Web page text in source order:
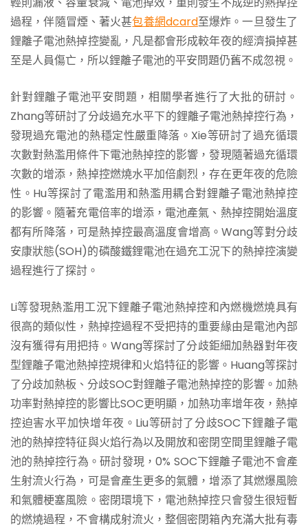
過程，伴隨冒煙、著火甚包養網dcard至爆炸。一旦發生了
鋰離子電池熱掉控變亂，凡是都會形成較年夜的經濟損掉甚
至是人員傷亡，所以鋰離子電池的平安問題仍舊不成忽視。
針對鋰離子電池平安問題，相關學者進行了大批的研討。
Zhang等研討了分歧過充水平下的鋰離子電池熱掉控行為，
發現過充電池的熱穩定性嚴重降落。Xie等研討了過充循環
次數對熱濫用條件下電池熱掉控的影響，發現隨著過充循環
次數的增添，熱掉控燃燒水平加倍劇烈，存在更年夜的危險
性。Hu等探討了電濫用和熱濫用耦合對鋰離子電池熱掉控
的影響。隨著充電倍率的增添，電池產氣、熱掉控開始溫度
都有所降落，可是熱掉控最高溫度會增高。Wang等對分歧
安康狀態(SOH)的磷酸鐵鋰電池在過充工況下的熱掉控演變
過程進行了探討。
Li等發現熱濫用工況下鋰離子電池熱掉控和內燃機燃燒具有
很高的類似性，熱掉控過程不受把持的重要緣由是電池內部
沒有獲得有用把持。Wang等探討了分歧鉅細加熱器對年夜
型鋰離子電池熱掉控規律和火焰特征的影響。Huang等探討
了分歧加熱板、分歧SOC對鋰離子電池熱掉控的影響。加熱
功率對熱掉控的影響比SOC更明顯，加熱功率增年夜，熱掉
控迫害水平加快增年夜。Liu等研討了分歧SOC下鋰離子電
池的熱掉控特征與火焰行為以及開放和密閉空間里鋰離子電
池的熱掉控行為。研討發現，0% SOC下鋰離子電池不會產
生射流火行為，可是會產生更多的氣體，增添了其燃爆風險
和氣體梗塞風險。密閉環境下，電池熱掉控只會發生很短暫
的燃燒過程，不會構成射流火，整個密閉箱內充滿大批有毒